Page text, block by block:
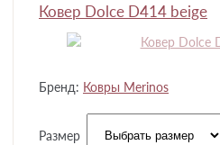
Ковер Dolce D414 beige
Бренд: Ковры Merinos
Размер